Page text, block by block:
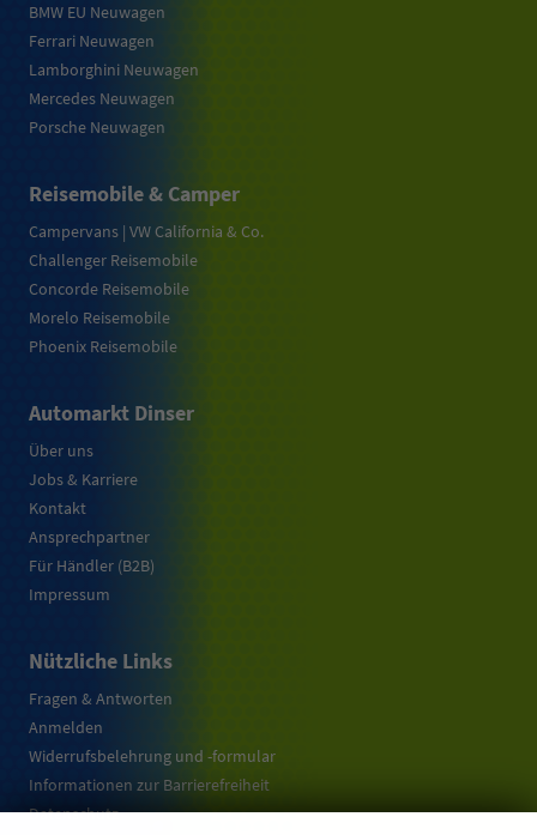
BMW EU Neuwagen
Ferrari Neuwagen
Lamborghini Neuwagen
Mercedes Neuwagen
Porsche Neuwagen
Reisemobile & Camper
Campervans | VW California & Co.
Challenger Reisemobile
Concorde Reisemobile
Morelo Reisemobile
Phoenix Reisemobile
Automarkt Dinser
Über uns
Jobs & Karriere
Kontakt
Ansprechpartner
Für Händler (B2B)
Impressum
Nützliche Links
Fragen & Antworten
Anmelden
Widerrufsbelehrung und -formular
Informationen zur Barrierefreiheit
Datenschutz